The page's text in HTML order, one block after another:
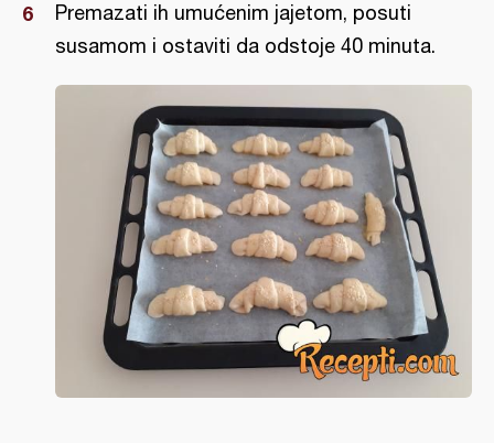
Premazati ih umućenim jajetom, posuti
susamom i ostaviti da odstoje 40 minuta.